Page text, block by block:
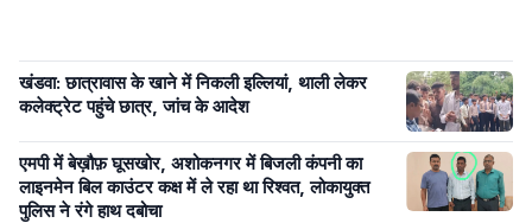
खंडवा: छात्रावास के खाने में निकली इल्लियां, थाली लेकर
कलेक्ट्रेट पहुंचे छात्र, जांच के आदेश
एमपी में बेख़ौफ़ घूसखोर, अशोकनगर में बिजली कंपनी का
लाइनमेन बिल काउंटर कक्ष में ले रहा था रिश्वत, लोकायुक्त
पुलिस ने रंगे हाथ दबोचा